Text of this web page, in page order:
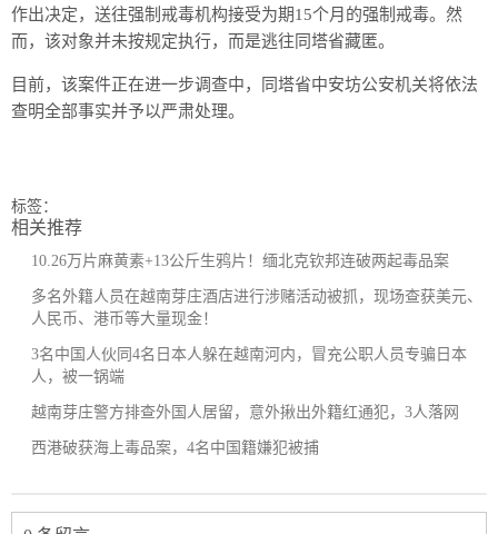
作出决定，送往强制戒毒机构接受为期15个月的强制戒毒。然
而，该对象并未按规定执行，而是逃往同塔省藏匿。
目前，该案件正在进一步调查中，同塔省中安坊公安机关将依法
查明全部事实并予以严肃处理。
标签：
相关推荐
10.26万片麻黄素+13公斤生鸦片！缅北克钦邦连破两起毒品案
多名外籍人员在越南芽庄酒店进行涉赌活动被抓，现场查获美元、
人民币、港币等大量现金！
3名中国人伙同4名日本人躲在越南河内，冒充公职人员专骗日本
人，被一锅端
越南芽庄警方排查外国人居留，意外揪出外籍红通犯，3人落网
西港破获海上毒品案，4名中国籍嫌犯被捕